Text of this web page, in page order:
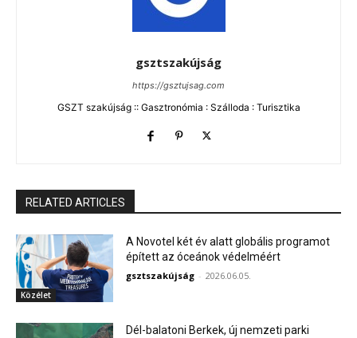
gsztszakújság
https://gsztujsag.com
GSZT szakújság :: Gasztronómia : Szálloda : Turisztika
RELATED ARTICLES
Közélet
A Novotel két év alatt globális programot
épített az óceánok védelméért
gsztszakújság - 2026.06.05.
Dél-balatoni Berkek, új nemzeti parki